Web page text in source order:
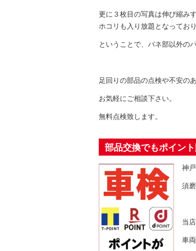
更に３枚目の写真は伸び縮み
ホコリも入り放題となっており
ということで、バネ部以外の
足回りの部品の点検や不安の
お気軽にご相談下さい。
無料点検致します。
部品交換でもポイン
神
須
当
車